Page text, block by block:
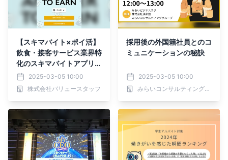
【スキマバイト×ポイ活】
飲食・接客サービス業界特
化のスキマバイトアプリ
「バリプラ」とポイ活サー
ビス「Answer to Earn」
が連携スタートしました！
2025-03-05 10:00
株式会社バリュースタッフ
採用後の外国籍社員とのコ
ミュニケーションの秘訣
2025-03-05 10:00
みらいコンサルティンググループ